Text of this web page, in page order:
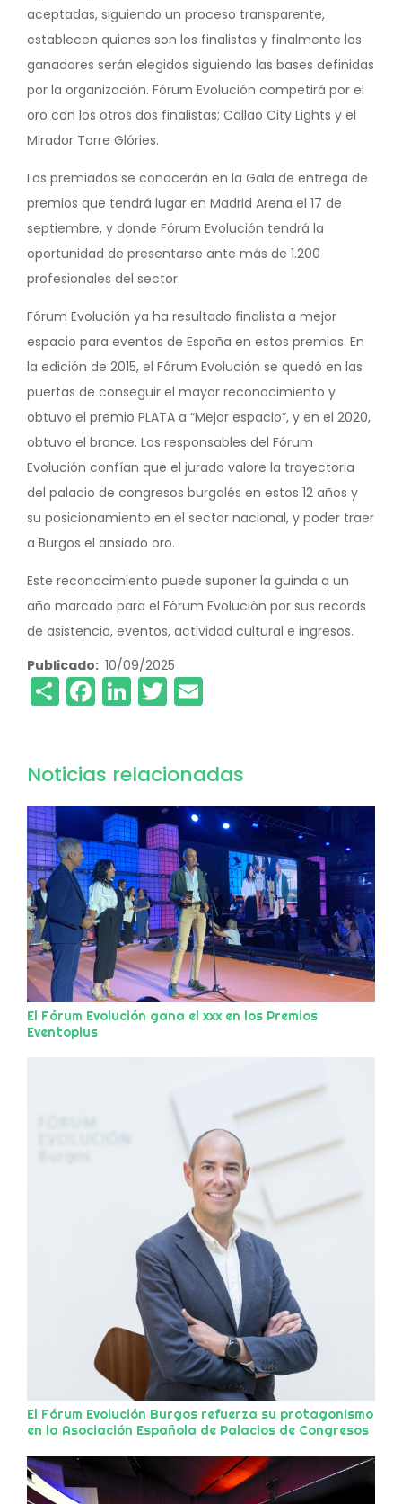
aceptadas, siguiendo un proceso transparente,
establecen quienes son los finalistas y finalmente los
ganadores serán elegidos siguiendo las bases definidas
por la organización. Fórum Evolución competirá por el
oro con los otros dos finalistas; Callao City Lights y el
Mirador Torre Glóries.
Los premiados se conocerán en la Gala de entrega de
premios que tendrá lugar en Madrid Arena el 17 de
septiembre, y donde Fórum Evolución tendrá la
oportunidad de presentarse ante más de 1.200
profesionales del sector.
Fórum Evolución ya ha resultado finalista a mejor
espacio para eventos de España en estos premios. En
la edición de 2015, el Fórum Evolución se quedó en las
puertas de conseguir el mayor reconocimiento y
obtuvo el premio PLATA a “Mejor espacio”, y en el 2020,
obtuvo el bronce. Los responsables del Fórum
Evolución confían que el jurado valore la trayectoria
del palacio de congresos burgalés en estos 12 años y
su posicionamiento en el sector nacional, y poder traer
a Burgos el ansiado oro.
Este reconocimiento puede suponer la guinda a un
año marcado para el Fórum Evolución por sus records
de asistencia, eventos, actividad cultural e ingresos.
Publicado 10/09/2025
ShareFacebook
LinkedIn
Twitter
Noticias relacionadas
El Fórum Evolución gana el xxx en los Premios
Eventoplus
El Fórum Evolución Burgos refuerza su protagonismo
en la Asociación Española de Palacios de Congresos